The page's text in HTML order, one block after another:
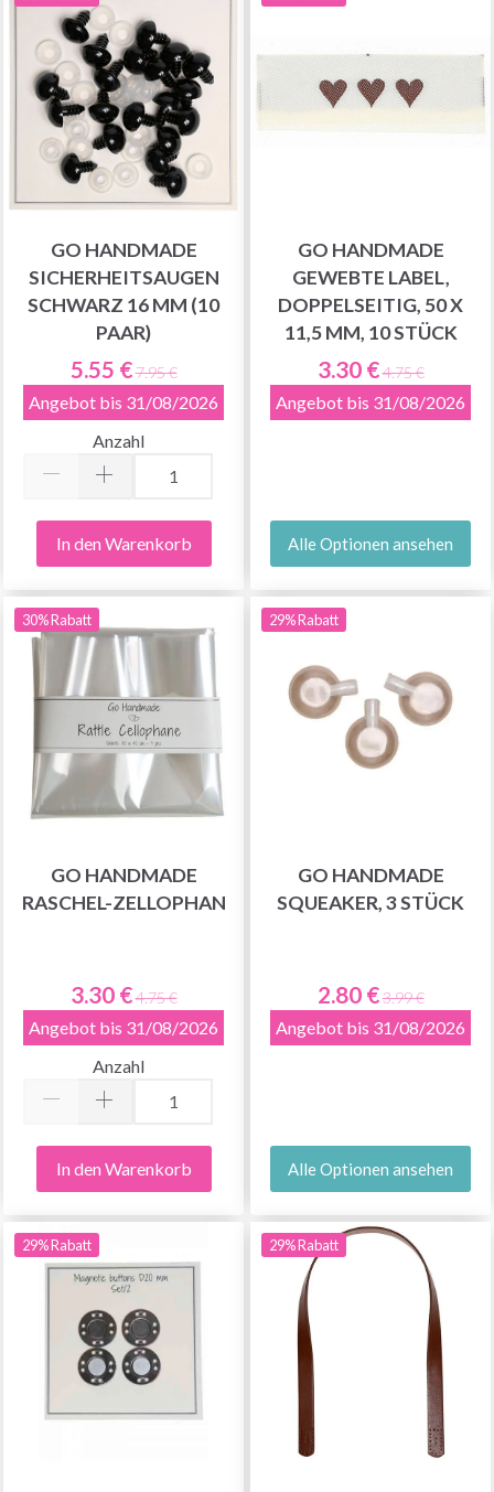
GO HANDMADE
SICHERHEITSAUGEN
SCHWARZ 16 MM (10
PAAR)
5.55 €7.95 €
Angebot bis 31/08/2026
Anzahl
In den Warenkorb
GO HANDMADE
GEWEBTE LABEL,
DOPPELSEITIG, 50 X
11,5 MM, 10 STÜCK
3.30 €4.75 €
Angebot bis 31/08/2026
Alle Optionen ansehen
30% Rabatt
GO HANDMADE
RASCHEL-ZELLOPHAN
3.30 €4.75 €
Angebot bis 31/08/2026
Anzahl
In den Warenkorb
29% Rabatt
GO HANDMADE
SQUEAKER, 3 STÜCK
2.80 €3.99 €
Angebot bis 31/08/2026
Alle Optionen ansehen
29% Rabatt 29% Rabatt